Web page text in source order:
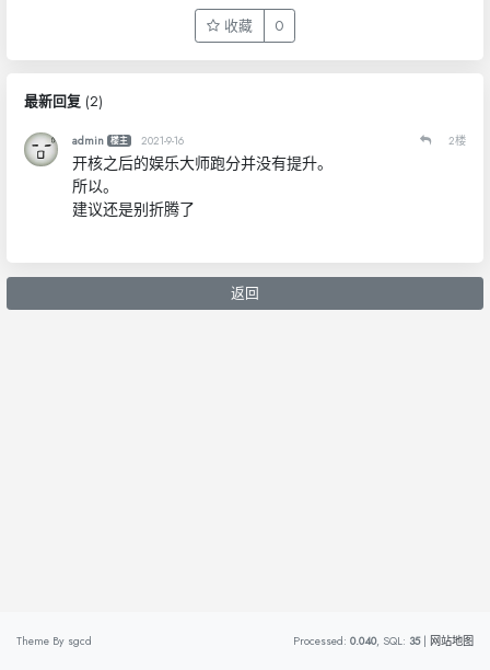
收藏 0
最新回复 (2)
admin 楼主 2021-9-16 2楼
开核之后的娱乐大师跑分并没有提升。
所以。
建议还是别折腾了
返回
Theme By sgcd Processed: 0.040, SQL: 35| 网站地图